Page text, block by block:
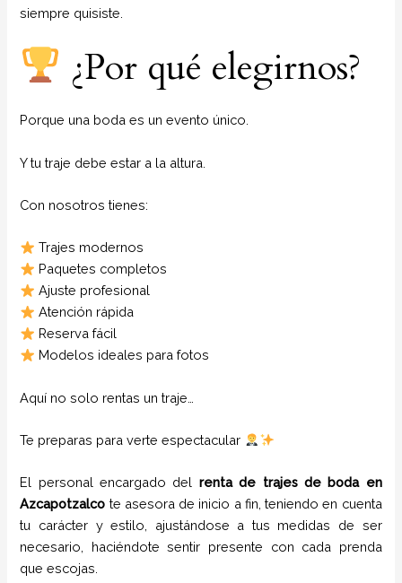
siempre quisiste.
¿Por qué elegirnos?
Porque una boda es un evento único.
Y tu traje debe estar a la altura.
Con nosotros tienes:
Trajes modernos
Paquetes completos
Ajuste profesional
Atención rápida
Reserva fácil
Modelos ideales para fotos
Aquí no solo rentas un traje…
Te preparas para verte espectacular
El personal encargado del renta de trajes de bodaen
Azcapotzalco te asesora de inicio a fin, teniendo en cuenta
tu carácter y estilo, ajustándose a tus medidas de ser
necesario, haciéndote sentir presente con cada prenda
que escojas.